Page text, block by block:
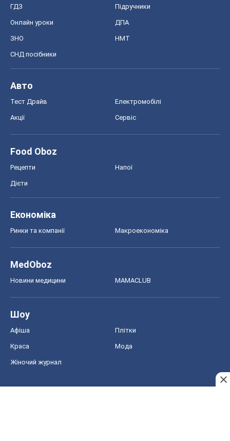
ГДЗ Підручники
Онлайн уроки ДПА
ЗНО НМТ
СНД посібники
Авто
Тест Драйв Електромобілі
Акції Сервіс
Food Oboz
Рецепти Напої
Дієти
Економіка
Ринки та компанії Макроекономіка
MedOboz
Новини медицини MAMACLUB
Шоу
Афіша Плітки
Краса Мода
Жіночий журнал